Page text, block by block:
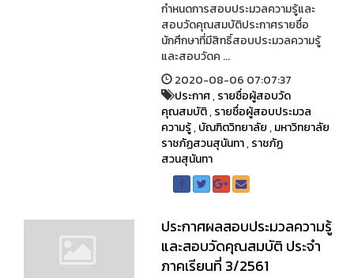
กำหนดการสอบประมวลความรู้และ
สอบวัดคุณสมบัติประกาศรายชื่อ
นักศึกษาที่มีสิทธิ์สอบประมวลความรู้
และสอบวัดค ...
2020-08-06 07:07:37
ประกาศ,รายชื่อผู้สอบวัด
คุณสมบัติ,รายชื่อผู้สอบประมวล
ความรู้,บัณฑิตวิทยาลัย,มหาวิทยาลัย
ราชภัฏสวนสุนันทา,ราชภัฏ
สวนสุนันทา
ประกาศผลสอบประมวลความรู้
และสอบวัดคุณสมบัติ ประจำ
ภาคเรียนที่ 3/2561